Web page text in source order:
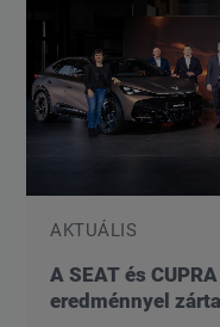
AKTUÁLIS
A SEAT és
eredménnyel